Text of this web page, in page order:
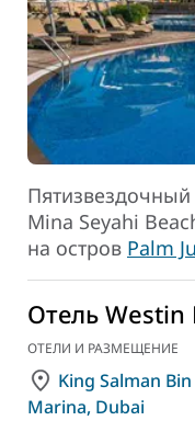
Mina Seyahi
на остров Palm
Отель Westin
ОТЕЛИ И РАЗМЕЩЕНИЕ
King Salman
Marina, Dubai